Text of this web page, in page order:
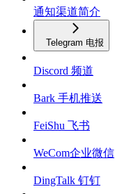
通知渠道简介
Telegram 电报
Discord 频道
Bark 手机推送
FeiShu 飞书
WeCom企业微信
DingTalk 钉钉